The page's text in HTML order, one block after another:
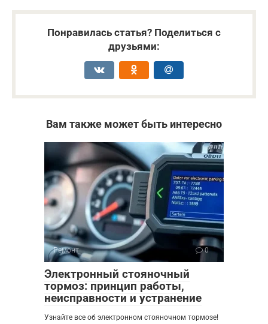
Понравилась статья? Поделиться с
друзьями:
Вам также может быть интересно
Ремонт 0
Электронный стояночный
тормоз: принцип работы,
неисправности и устранение
Узнайте все об электронном стояночном тормозе!